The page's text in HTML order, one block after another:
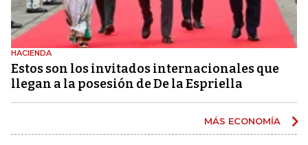
HACIENDA
Estos son los invitados internacionales que
llegan a la posesión de De la Espriella
MÁS ECONOMÍA